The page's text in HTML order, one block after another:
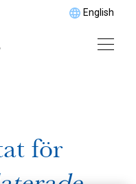
English
för